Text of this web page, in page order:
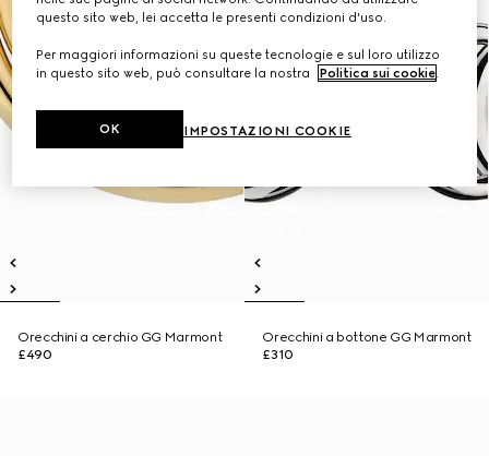
Orecchini a cerchio GG Marmont
£490
Orecchini a bottone GG Marmont
£310
questo sito web, lei accetta le presenti condizioni d'uso.
Per maggiori informazioni su queste tecnologie e sul loro utilizzo
in questo sito web, può consultare la nostra
Politica sui cookie.
IMPOSTAZIONI COOKIE
OK